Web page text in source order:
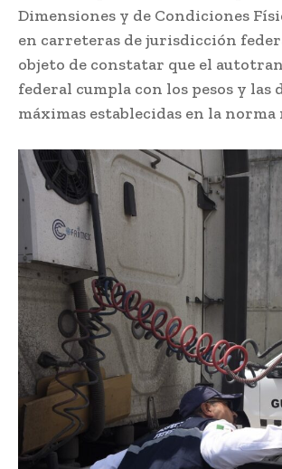
Dimensiones y de Condiciones
en carreteras de jurisdicción
objeto de constatar que el
federal cumpla con los pesos y las
máximas establecidas en la